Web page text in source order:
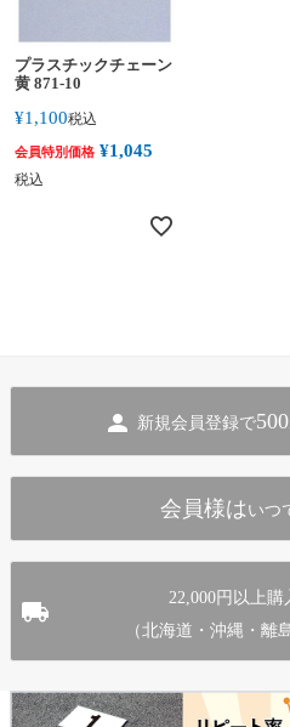
プラスチックチェーン
黄 871-10
¥1,100税込
会員特別価格 ¥1,045
税込
新規会員登録で500
会員様は いつ
22,000円以上購
（北海道・沖縄・離